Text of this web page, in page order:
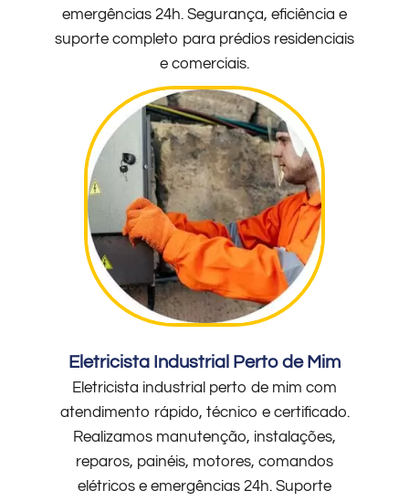
emergências 24h. Segurança, eficiência e
suporte completo para prédios residenciais
e comerciais.
Eletricista Industrial Perto de Mim
Eletricista industrial perto de mim com
atendimento rápido, técnico e certificado.
Realizamos manutenção, instalações,
reparos, painéis, motores, comandos
elétricos e emergências 24h. Suporte